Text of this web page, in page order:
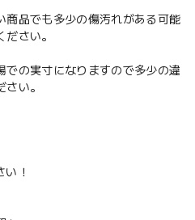
品でも多少の傷汚れがある可能
さい。
の実寸になりますので多少の違
い。
！